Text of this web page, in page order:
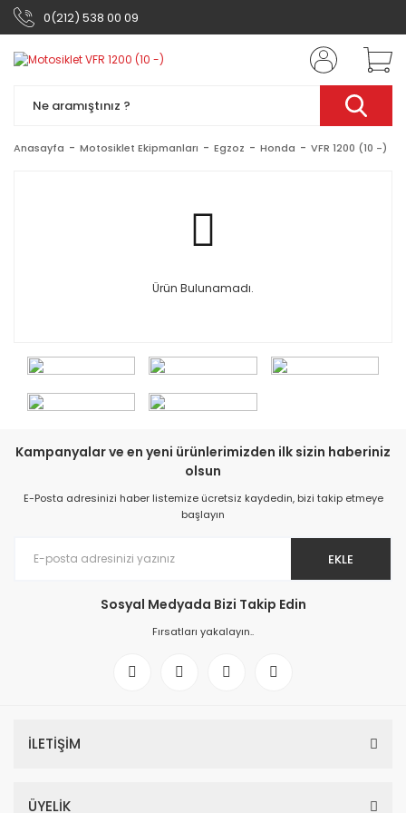
0(212) 538 00 09
Anasayfa Motosiklet Ekipmanları Egzoz Honda VFR 1200 (10 -)
Ürün Bulunamadı.
Kampanyalar ve en yeni ürünlerimizden ilk sizin haberiniz
olsun
E-Posta adresinizi haber listemize ücretsiz kaydedin, bizi takip etmeye
başlayın
EKLE
Sosyal Medyada Bizi Takip Edin
Fırsatları yakalayın..
İLETİŞİM
ÜYELİK